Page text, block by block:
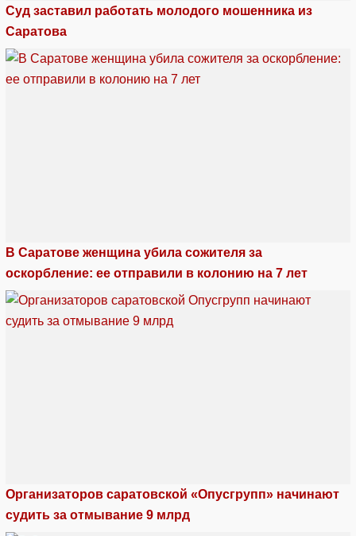
Суд заставил работать молодого мошенника из
Саратова
В Саратове женщина убила сожителя за
оскорбление: ее отправили в колонию на 7 лет
Организаторов саратовской «Опусгрупп» начинают
судить за отмывание 9 млрд